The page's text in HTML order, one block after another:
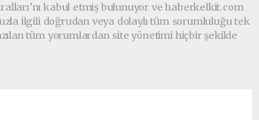
kabul etmiş bulunuyor ve haberkelkit.com
ilgili doğrudan veya dolaylı tüm sorumluluğu tek
tüm yorumlardan site yönetimi hiçbir şekilde